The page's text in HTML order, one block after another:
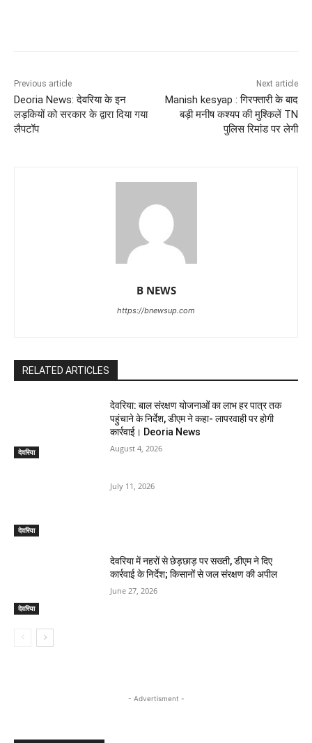
Previous article
Deoria News: देवरिया के इन
लड़कियों को सरकार के द्वारा दिया गया
लैपटॉप
Next article
Manish kesyap : गिरफ्तारी के बाद
बड़ी मनीष कश्यप की मुश्किलें TN
पुलिस रिमांड पर लेगी
B NEWS
https://bnewsup.com
RELATED ARTICLES
देवरिया
देवरिया: बाल संरक्षण योजनाओं का लाभ हर पात्र तक
पहुंचाने के निर्देश, डीएम ने कहा- लापरवाही पर होगी
कार्रवाई। Deoria News
August 4, 2026
देवरिया
July 11, 2026
देवरिया
देवरिया में नहरों से छेड़छाड़ पर सख्ती, डीएम ने दिए
कार्रवाई के निर्देश; किसानों से जल संरक्षण की अपील
June 27, 2026
- Advertisment -